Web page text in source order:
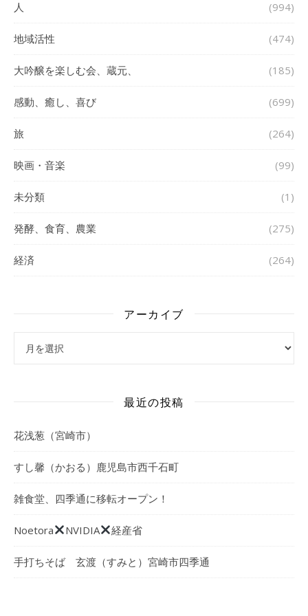
人 (994)
地域活性 (474)
大吟醸を楽しむ会、蔵元、 (185)
感動、癒し、喜び (699)
旅 (264)
映画・音楽 (99)
未分類 (1)
発酵、食育、農業 (275)
経済 (264)
アーカイブ
最近の投稿
花浅葱（宮崎市）
すし馨（かおる）鹿児島市西千石町
雑食堂、四季通に移転オープン！
Noetora NVIDIA 経産省
手打ちそば 玄渡（すみと）宮崎市四季通